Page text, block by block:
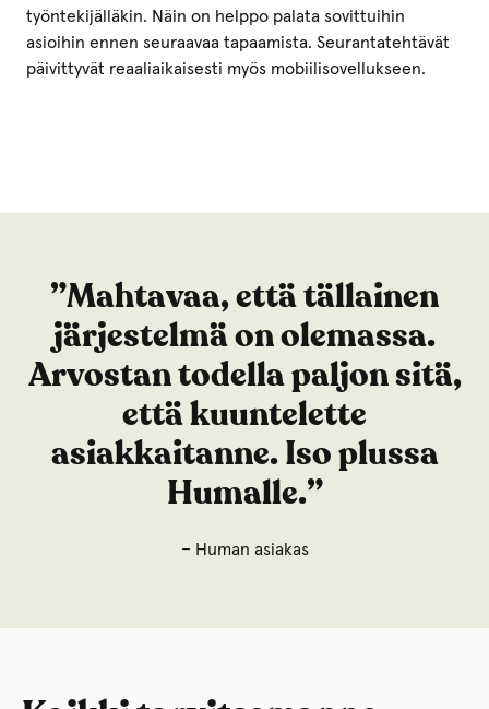
työntekijälläkin. Näin on helppo palata sovittuihin
asioihin ennen seuraavaa tapaamista. Seurantatehtävät
päivittyvät reaaliaikaisesti myös mobiilisovellukseen.
”Mahtavaa, että tällainen
järjestelmä on olemassa.
Arvostan todella paljon sitä,
että kuuntelette
asiakkaitanne. Iso plussa
Humalle.”
– Human asiakas